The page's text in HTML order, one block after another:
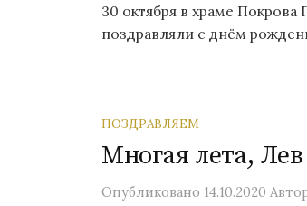
30 октября в храме
поздравляли с днём
ПОЗДРАВЛЯЕМ
Многая лета,
Опубликовано 14.10.2020